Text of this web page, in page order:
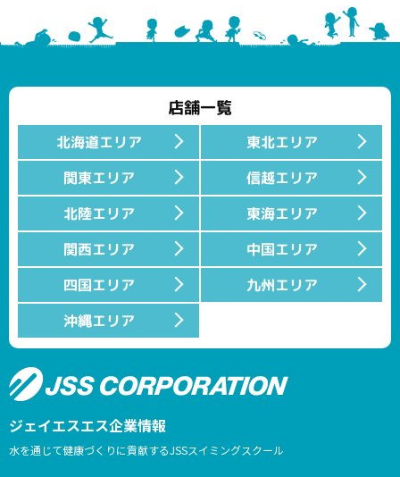
店舗一覧
北海道エリア
東北エリア
関東エリア
信越エリア
北陸エリア
東海エリア
関西エリア
中国エリア
四国エリア
九州エリア
沖縄エリア
ジェイエスエス企業情報
水を通じて健康づくりに貢献するJSSスイミングスクール